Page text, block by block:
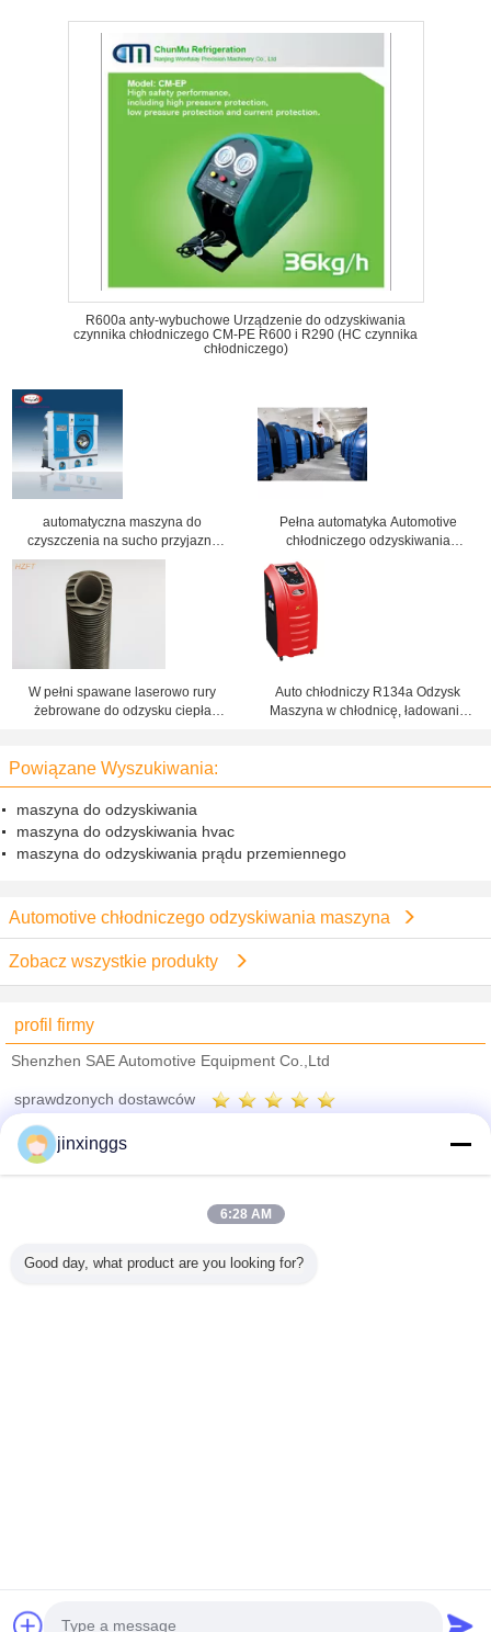
R600a anty-wybuchowe Urządzenie do odzyskiwania
czynnika chłodniczego CM-PE R600 i R290 (HC czynnika
chłodniczego)
automatyczna maszyna do
czyszczenia na sucho przyjazny
środowisku, pralnia wyposażenie
sklepu na ubrania
Pełna automatyka Automotive
chłodniczego odzyskiwania
maszyna klimatyzacja narzędzi i
W pełni spawane laserowo rury
żebrowane do odzysku ciepła
Auto chłodniczy R134a Odzysk
Maszyna w chłodnicę, ładowanie
Powiązane Wyszukiwania:
maszyna do odzyskiwania
maszyna do odzyskiwania hvac
maszyna do odzyskiwania prądu przemiennego
Automotive chłodniczego odzyskiwania maszyna
Zobacz wszystkie produkty
profil firmy
Shenzhen SAE Automotive Equipment Co.,Ltd
sprawdzonych dostawców
Trust Seal
Wszystkie produkty
jinxinggs
6:28 AM
Good day, what product are you looking for?